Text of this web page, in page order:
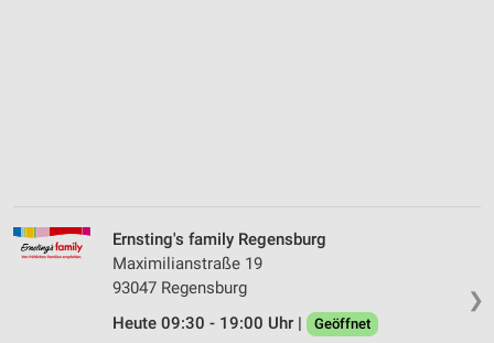
❯
Ernsting's family Regensburg
Maximilianstraße 19
93047 Regensburg
Heute 09:30 - 19:00 Uhr |
Geöffnet